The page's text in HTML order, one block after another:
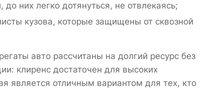
них легко дотянуться, не отвлекаясь;
кузова, которые защищены от сквозной
авто рассчитаны на долгий ресурс без
клиренс достаточен для высоких
является отличным вариантом для тех, кто